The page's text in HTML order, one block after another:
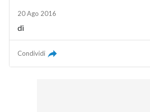
20 Ago 2016
di
Condividi